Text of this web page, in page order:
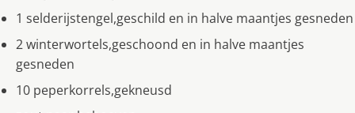
1 selderijstengel,geschild en in halve maantjes gesneden
2 winterwortels,geschoond en in halve maantjes
gesneden
10 peperkorrels,gekneusd